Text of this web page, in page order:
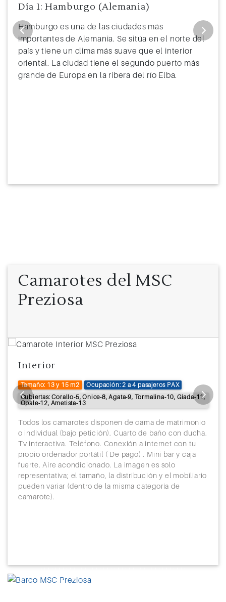
Día 1: Hamburgo (Alemania)
Hamburgo es una de las ciudades más
importantes de Alemania. Se sitúa en el norte del
país y tiene un clima más suave que el interior
oriental. La ciudad tiene el segundo puerto más
grande de Europa en la ribera del río Elba.
Camarotes del MSC
Preziosa
Interior
Tamaño: 13 y 15 m2
Ocupación: 2 a 4 pasajeros PAX
Cubiertas: Corallo-5, Onice-8, Agata-9, Tormalina-10, Giada-11,
Opale-12, Ametista-13
Todos los camarotes disponen de cama de matrimonio
o individual (bajo petición). Cuarto de baño con ducha.
Tv interactiva. Teléfono. Conexión a internet con tu
propio ordenador portátil ( De pago) . Mini bar y caja
fuerte. Aire acondicionado. La imagen es solo
representativa; el tamaño, la distribución y el mobiliario
pueden variar (dentro de la misma categoría de
camarote).
Previous